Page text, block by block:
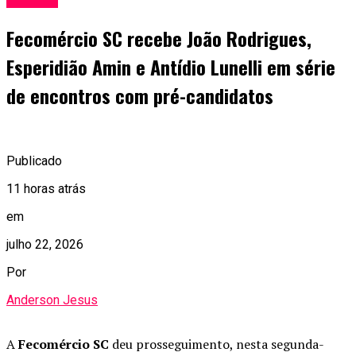
Fecomércio SC recebe João Rodrigues,
Esperidião Amin e Antídio Lunelli em série
de encontros com pré-candidatos
Publicado
11 horas atrás
em
julho 22, 2026
Por
Anderson Jesus
AFecomércio SC deu prosseguimento, nesta segunda-